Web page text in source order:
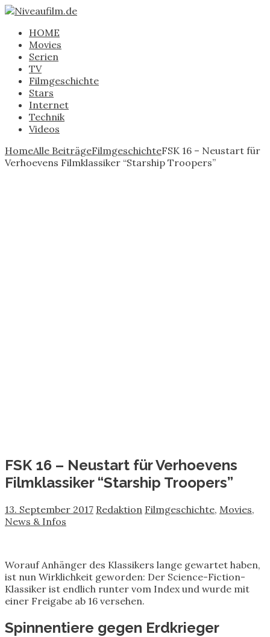
HOME
Movies
Serien
TV
Filmgeschichte
Stars
Internet
Technik
Videos
HomeAlle BeiträgeFilmgeschichteFSK 16 – Neustart für
Verhoevens Filmklassiker “Starship Troopers”
FSK 16 – Neustart für Verhoevens
Filmklassiker “Starship Troopers”
13. September 2017 Redaktion Filmgeschichte, Movies,
News & Infos
Worauf Anhänger des Klassikers lange gewartet haben,
ist nun Wirklichkeit geworden: Der Science-Fiction-
Klassiker ist endlich runter vom Index und wurde mit
einer Freigabe ab 16 versehen.
Spinnentiere gegen Erdkrieger